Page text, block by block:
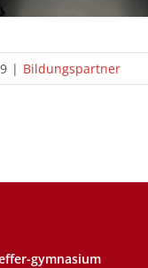
| Bildungspartner
gymnasium